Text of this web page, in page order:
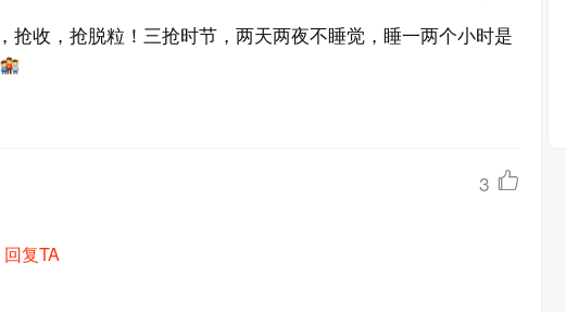
抢收，抢脱粒！三抢时节，两天两夜不睡觉，睡一两个小时是
3
回复TA